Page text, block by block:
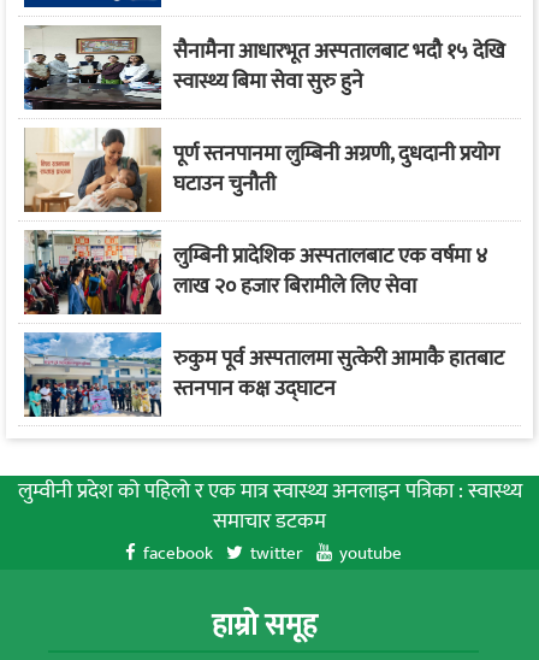
सैनामैना आधारभूत अस्पतालबाट भदौ १५ देखि
स्वास्थ्य बिमा सेवा सुरु हुने
पूर्ण स्तनपानमा लुम्बिनी अग्रणी, दुधदानी प्रयोग
घटाउन चुनौती
लुम्बिनी प्रादेशिक अस्पतालबाट एक वर्षमा ४
लाख २० हजार बिरामीले लिए सेवा
रुकुम पूर्व अस्पतालमा सुत्केरी आमाकै हातबाट
स्तनपान कक्ष उद्घाटन
लुम्वीनी प्रदेश को पहिलाे र एक मात्र स्वास्थ्य अनलाइन पत्रिका : स्वास्थ्य
समाचार डटकम
facebook twitter youtube
हाम्रो समूह